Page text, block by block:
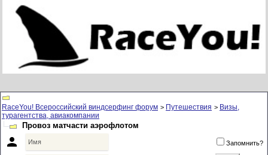
RaceYou! Всероссийский виндсерфинг форум > Путешествия > Визы,
турагентства, авиакомпании
Провоз матчасти аэрофлотом
 Запомнить?